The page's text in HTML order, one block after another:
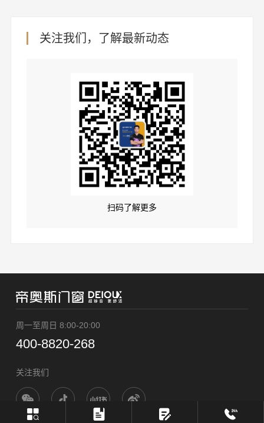
关注我们，了解最新动态
扫码了解更多
周一至周日 8:00-20:00
400-8820-268
关注我们